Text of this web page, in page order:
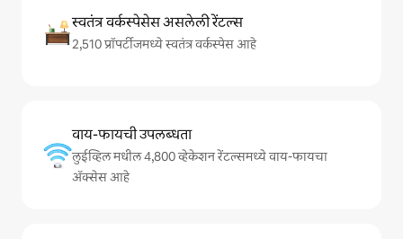
स्वतंत्र वर्कस्पेसेस असलेली रेंटल्स
2,510 प्रॉपर्टीजमध्ये स्वतंत्र वर्कस्पेस आहे
वाय-फायची उपलब्धता
लुईव्हिल मधील 4,800 व्हेकेशन रेंटल्समध्ये वाय-फायचा
अ‍ॅक्सेस आहे